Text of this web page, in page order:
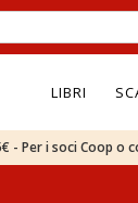
LIBRI
- Per i soci Coop